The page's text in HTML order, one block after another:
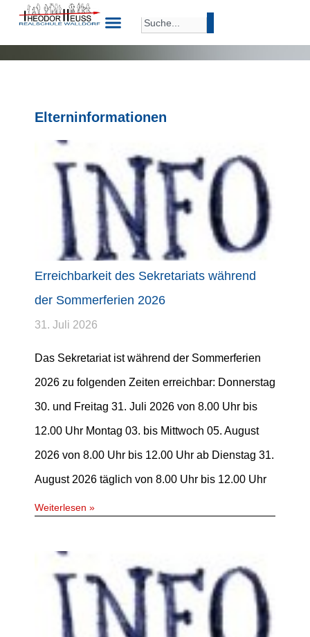
Elterninformationen
Erreichbarkeit des Sekretariats während
der Sommerferien 2026
31. Juli 2026
Das Sekretariat ist während der Sommerferien
2026 zu folgenden Zeiten erreichbar: Donnerstag
30. und Freitag 31. Juli 2026 von 8.00 Uhr bis
12.00 Uhr Montag 03. bis Mittwoch 05. August
2026 von 8.00 Uhr bis 12.00 Uhr ab Dienstag 31.
August 2026 täglich von 8.00 Uhr bis 12.00 Uhr
Weiterlesen »